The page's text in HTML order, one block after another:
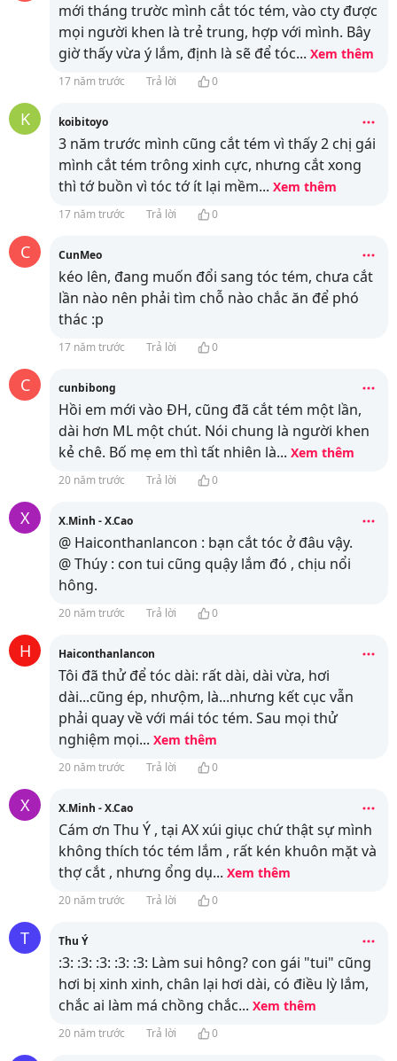
mới tháng trườc mình cắt tóc tém, vào cty được
mọi người khen là trẻ trung, hợp với mình. Bây
giờ thấy vừa ý lắm, định là sẽ để tóc... Xem thêm
17 năm trước Trả lời 0
K koibitoyo
3 năm trước mình cũng cắt tém vì thấy 2 chị gái
mình cắt tém trông xinh cực, nhưng cắt xong
thì tớ buồn vì tóc tớ ít lại mềm... Xem thêm
17 năm trước Trả lời 0
C CunMeo
kéo lên, đang muốn đổi sang tóc tém, chưa cắt
lần nào nên phải tìm chỗ nào chắc ăn để phó
thác :p
17 năm trước Trả lời 0
C cunbibong
Hồi em mới vào ĐH, cũng đã cắt tém một lần,
dài hơn ML một chút. Nói chung là người khen
kẻ chê. Bố mẹ em thì tất nhiên là... Xem thêm
20 năm trước Trả lời 0
X X.Minh - X.Cao
@ Haiconthanlancon : bạn cắt tóc ở đâu vậy.
@ Thúy : con tui cũng quậy lắm đó , chịu nổi
hông.
20 năm trước Trả lời 0
H Haiconthanlancon
Tôi đã thử để tóc dài: rất dài, dài vừa, hơi
dài...cũng ép, nhưộm, là...nhưng kết cục vẫn
phải quay về với mái tóc tém. Sau mọi thử
nghiệm mọi... Xem thêm
20 năm trước Trả lời 0
X X.Minh - X.Cao
Cám ơn Thu Ý , tại AX xúi giục chứ thật sự mình
không thích tóc tém lắm , rất kén khuôn mặt và
thợ cắt , nhưng ổng dụ... Xem thêm
20 năm trước Trả lời 0
T Thu Ý
:3: :3: :3: :3: :3: Làm sui hông? con gái "tui" cũng
hơi bị xinh xinh, chân lại hơi dài, có điều lỳ lắm,
chắc ai làm má chồng chắc... Xem thêm
20 năm trước Trả lời 0